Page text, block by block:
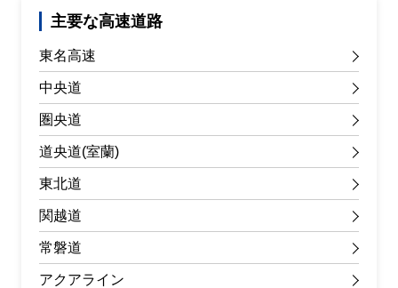
主要な高速道路
東名高速
中央道
圏央道
道央道(室蘭)
東北道
関越道
常磐道
アクアライン